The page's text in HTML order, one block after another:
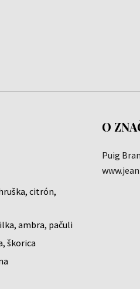
citrón,
ambra, pačuli
škorica
O
Puig